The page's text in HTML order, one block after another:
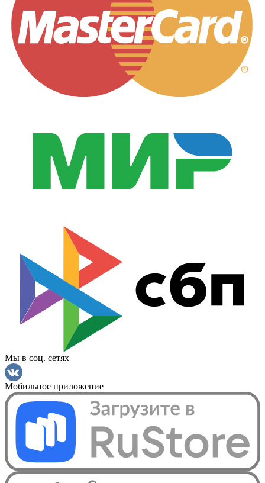
Мы в соц. сетях
Мобильное приложение